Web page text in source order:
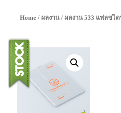
Home/ ผลงาน/ ผลงาน 533 แฟลชได